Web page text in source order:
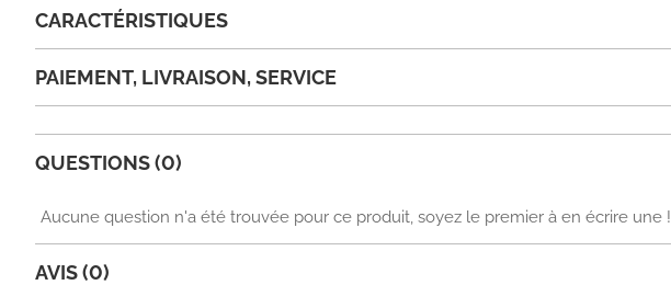
CARACTÉRISTIQUES
PAIEMENT, LIVRAISON, SERVICE
QUESTIONS (0)
Aucune question n'a été trouvée pour ce produit, soyez le premier à en écrire une !
AVIS (0)